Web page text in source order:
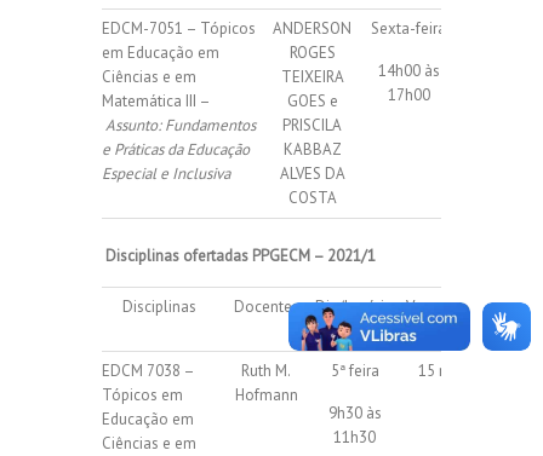
EDCM-7051 – Tópicos
em Educação em
Ciências e em
Matemática III –
Assunto:Fundamentos
e Práticas da Educação
Especial e Inclusiva
ANDERSON
ROGES
TEIXEIRA
GOES e
PRISCILA
KABBAZ
ALVES DA
COSTA
Sexta-feira
14h00 às
17h00
Disciplinas ofertadas PPGECM – 2021/1
Disciplinas Docentes Dia/horário Vagas regulares
/ isoladas
EDCM 7038 –
Tópicos em
Educação em
Ciências e em
Ruth M.
Hofmann
5ª feira
9h30 às
11h30
15 regulares